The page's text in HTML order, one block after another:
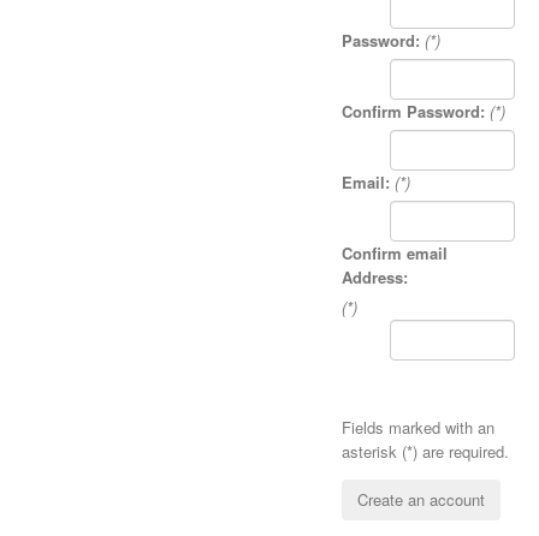
Password: (*)
Confirm Password: (*)
Email: (*)
Confirm email
Address:
(*)
Fields marked with an
asterisk (*) are required.
Create an account